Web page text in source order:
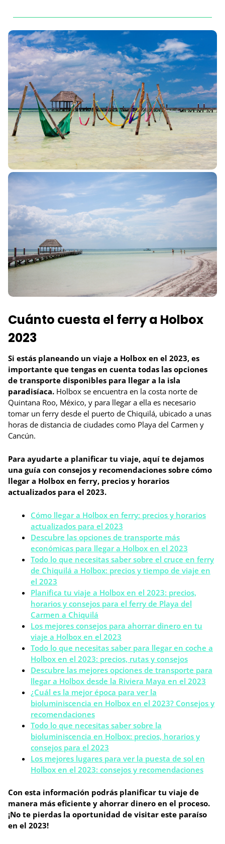
Cuánto cuesta el ferry a Holbox
2023
Si estás planeando un viaje a Holbox en el 2023, es
importante que tengas en cuenta todas las opciones
de transporte disponibles para llegar a la isla
paradisíaca. Holbox se encuentra en la costa norte de
Quintana Roo, México, y para llegar a ella es necesario
tomar un ferry desde el puerto de Chiquilá, ubicado a unas
horas de distancia de ciudades como Playa del Carmen y
Cancún.
Para ayudarte a planificar tu viaje, aquí te dejamos
una guía con consejos y recomendaciones sobre cómo
llegar a Holbox en ferry, precios y horarios
actualizados para el 2023.
Cómo llegar a Holbox en ferry: precios y horarios
actualizados para el 2023
Descubre las opciones de transporte más
económicas para llegar a Holbox en el 2023
Todo lo que necesitas saber sobre el cruce en ferry
de Chiquilá a Holbox: precios y tiempo de viaje en
el 2023
Planifica tu viaje a Holbox en el 2023: precios,
horarios y consejos para el ferry de Playa del
Carmen a Chiquilá
Los mejores consejos para ahorrar dinero en tu
viaje a Holbox en el 2023
Todo lo que necesitas saber para llegar en coche a
Holbox en el 2023: precios, rutas y consejos
Descubre las mejores opciones de transporte para
llegar a Holbox desde la Riviera Maya en el 2023
¿Cuál es la mejor época para ver la
bioluminiscencia en Holbox en el 2023? Consejos y
recomendaciones
Todo lo que necesitas saber sobre la
bioluminiscencia en Holbox: precios, horarios y
consejos para el 2023
Los mejores lugares para ver la puesta de sol en
Holbox en el 2023: consejos y recomendaciones
Con esta información podrás planificar tu viaje de
manera más eficiente y ahorrar dinero en el proceso.
¡No te pierdas la oportunidad de visitar este paraíso
en el 2023!